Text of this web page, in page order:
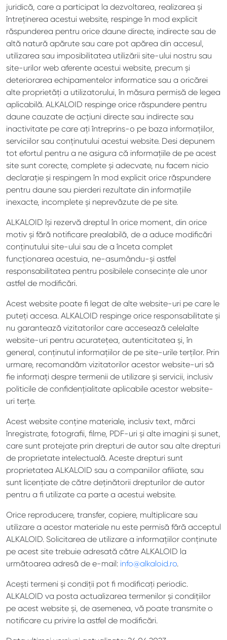
juridică, care a participat la dezvoltarea, realizarea și
întreținerea acestui website, respinge în mod explicit
răspunderea pentru orice daune directe, indirecte sau de
altă natură apărute sau care pot apărea din accesul,
utilizarea sau imposibilitatea utilizării site-ului nostru sau
site-urilor web aferente acestui website, precum și
deteriorarea echipamentelor informatice sau a oricărei
alte proprietăți a utilizatorului, în măsura permisă de legea
aplicabilă. ALKALOID respinge orice răspundere pentru
daune cauzate de acțiuni directe sau indirecte sau
inactivitate pe care ați întreprins-o pe baza informațiilor,
serviciilor sau conținutului acestui website. Desi depunem
tot efortul pentru a ne asigura că informațiile de pe acest
site sunt corecte, complete și adecvate, nu facem nicio
declarație și respingem în mod explicit orice răspundere
pentru daune sau pierderi rezultate din informațiile
inexacte, incomplete și neprevăzute de pe site.
ALKALOID își rezervă dreptul în orice moment, din orice
motiv și fără notificare prealabilă, de a aduce modificări
conținutului site-ului sau de a înceta complet
funcționarea acestuia, ne-asumându-și astfel
responsabilitatea pentru posibilele consecințe ale unor
astfel de modificări.
Acest website poate fi legat de alte website-uri pe care le
puteți accesa. ALKALOID respinge orice responsabilitate și
nu garantează vizitatorilor care accesează celelalte
website-uri pentru acuratețea, autenticitatea și, în
general, conținutul informațiilor de pe site-urile terților. Prin
urmare, recomandăm vizitatorilor acestor website-uri să
fie informați despre termenii de utilizare și servicii, inclusiv
politicile de confidențialitate aplicabile acestor website-
uri terțe.
Acest website conține materiale, inclusiv text, mărci
înregistrate, fotografii, filme, PDF-uri și alte imagini și sunet,
care sunt protejate prin drepturi de autor sau alte drepturi
de proprietate intelectuală. Aceste drepturi sunt
proprietatea ALKALOID sau a companiilor afiliate, sau
sunt licențiate de către deținătorii drepturilor de autor
pentru a fi utilizate ca parte a acestui website.
Orice reproducere, transfer, copiere, multiplicare sau
utilizare a acestor materiale nu este permisă fără acceptul
ALKALOID. Solicitarea de utilizare a informațiilor conținute
pe acest site trebuie adresată către ALKALOID la
următoarea adresă de e-mail: info@alkaloid.ro.
Acești termeni și condiții pot fi modificați periodic.
ALKALOID va posta actualizarea termenilor și condițiilor
pe acest website și, de asemenea, vă poate transmite o
notificare cu privire la astfel de modificări.